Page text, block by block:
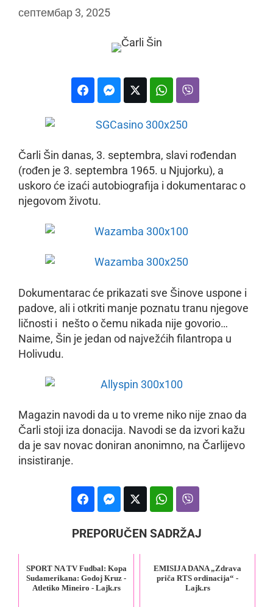
септембар 3, 2025
Čarli Šin danas, 3. septembra, slavi rođendan
(rođen je 3. septembra 1965. u Njujorku), a
uskoro će izaći autobiografija i dokumentarac o
njegovom životu.
Dokumentarac će prikazati sve Šinove uspone i
padove, ali i otkriti manje poznatu tranu njegove
ličnosti i nešto o čemu nikada nije govorio…
Naime, Šin je jedan od najvežćih filantropa u
Holivudu.
Magazin navodi da u to vreme niko nije znao da
Čarli stoji iza donacija. Navodi se da izvori kažu
da je sav novac doniran anonimno, na Čarlijevo
insistiranje.
PREPORUČEN SADRŽAJ
SPORT NA TV Fudbal: Kopa
Sudamerikana: Godoj Kruz -
Atletiko Mineiro - Lajk.rs
EMISIJA DANA „Zdrava
priča RTS ordinacija“ -
Lajk.rs